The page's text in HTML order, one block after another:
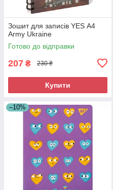
Зошит для записів YES А4
Army Ukraine
Готово до відправки
207 ₴ 230 ₴
Купити
–10%